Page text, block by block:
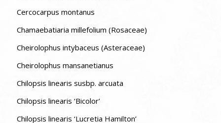
Cercocarpus montanus
Chamaebatiaria millefolium (Rosaceae)
Cheirolophus intybaceus (Asteraceae)
Cheirolophus mansanetianus
Chilopsis linearis susbp. arcuata
Chilopsis linearis ‘Bicolor’
Chilopsis linearis ‘Lucretia Hamilton’